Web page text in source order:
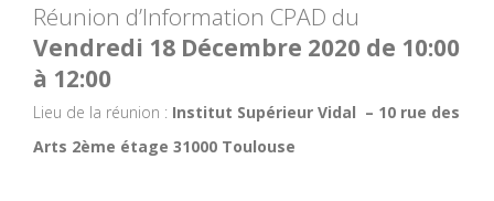
Réunion d’Information CPAD du
Vendredi 18 Décembre 2020 de 10:00
à 12:00
Lieu de la réunion : Institut Supérieur Vidal – 10 rue des
Arts 2ème étage 31000 Toulouse